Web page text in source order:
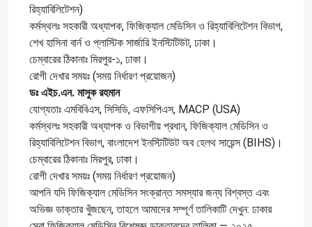
রিহ্যাবিলিটেশন)
কর্মস্থলঃ সহকারী অধ্যাপক, ফিজিক্যাল মেডিসিন ও রিহ্যাবিলিটেশন বিভাগ,
শেখ হাসিনা বার্ন ও প্লাস্টিক সার্জারি ইনস্টিটিউট, ঢাকা।
চেম্বারের ঠিকানাঃ মিরপুর-১, ঢাকা।
রোগী দেখার সময়ঃ (সময় নির্ধারণ প্রয়োজন)
ডঃ এইচ.এন. মাসুক রহমান
যোগ্যতাঃ এমবিবিএস, সিসিডি, এফসিপিএস, MACP (USA)
কর্মস্থলঃ সহকারী অধ্যাপক ও বিভাগীয় প্রধান, ফিজিক্যাল মেডিসিন ও
রিহ্যাবিলিটেশন বিভাগ, বাংলাদেশ ইনস্টিটিউট অব হেলথ সায়েন্স (BIHS)।
চেম্বারের ঠিকানাঃ মিরপুর, ঢাকা।
রোগী দেখার সময়ঃ (সময় নির্ধারণ প্রয়োজন)
আপনি যদি ফিজিক্যাল মেডিসিন সংক্রান্ত সমস্যার জন্য বিশ্বস্ত এবং
অভিজ্ঞ ডাক্তার খুঁজছেন, তাহলে আমাদের সম্পূর্ণ তালিকাটি দেখুন: ঢাকার